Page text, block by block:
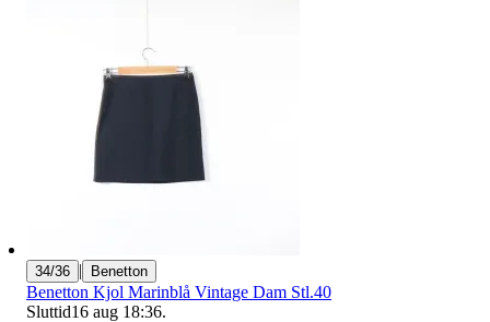
34/36 | Benetton
Benetton Kjol Marinblå Vintage Dam Stl.40
Sluttid16 aug 18:36.